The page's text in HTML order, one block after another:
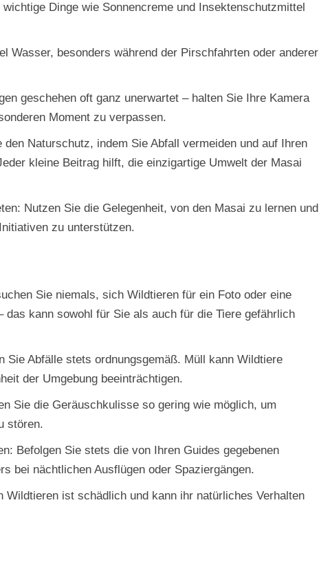
Dinge wie Sonnencreme und Insektenschutzmittel
Wasser, besonders während der Pirschfahrten oder anderer
geschehen oft ganz unerwartet – halten Sie Ihre Kamera
Moment zu verpassen.
Naturschutz, indem Sie Abfall vermeiden und auf Ihren
kleine Beitrag hilft, die einzigartige Umwelt der Masai
Nutzen Sie die Gelegenheit, von den Masai zu lernen und
zu unterstützen.
Sie niemals, sich Wildtieren für ein Foto oder eine
das kann sowohl für Sie als auch für die Tiere gefährlich
Sie Abfälle stets ordnungsgemäß. Müll kann Wildtiere
der Umgebung beeinträchtigen.
Sie die Geräuschkulisse so gering wie möglich, um
stören.
Befolgen Sie stets die von Ihren Guides gegebenen
bei nächtlichen Ausflügen oder Spaziergängen.
Wildtieren ist schädlich und kann ihr natürliches Verhalten